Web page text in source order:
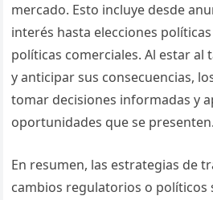
mercado. Esto incluye desde
interés hasta elecciones
políticas comerciales. Al estar al
y anticipar sus consecuencias,
tomar decisiones informadas y
oportunidades que se presenten.
En resumen, las estrategias de
cambios regulatorios o políticos